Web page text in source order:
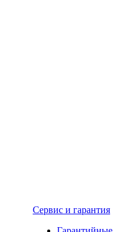
Сервис и гарантия